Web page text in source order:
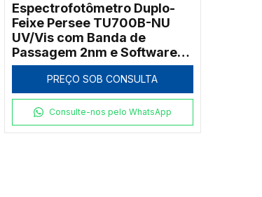
Espectrofotômetro Duplo-
Feixe Persee TU700B-NU
UV/Vis com Banda de
Passagem 2nm e Software
UVWin (190 a 1100nm)
PREÇO SOB CONSULTA
Consulte-nos pelo WhatsApp